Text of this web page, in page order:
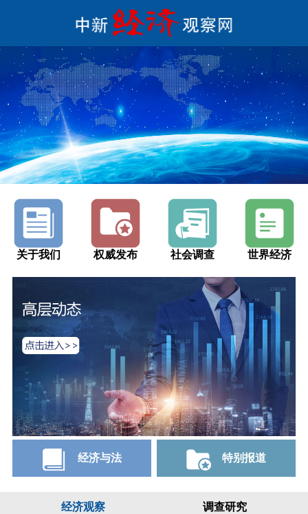
关于我们 权威发布 社会调查 世界经济
经济与法 特别报道
经济观察 调查研究